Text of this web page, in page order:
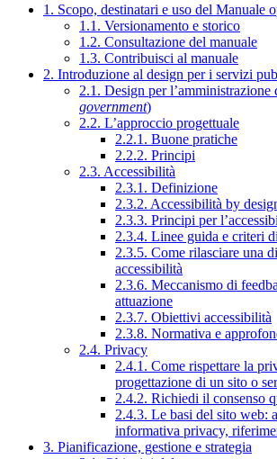
1. Scopo, destinatari e uso del Manuale
1.1. Versionamento e storico
1.2. Consultazione del manuale
1.3. Contribuisci al manuale
2. Introduzione al design per i servizi
2.1. Design per l’amministrazione
government)
2.2. L’approccio progettuale
2.2.1. Buone pratiche
2.2.2. Principi
2.3. Accessibilità
2.3.1. Definizione
2.3.2. Accessibilità by
2.3.3. Principi per
2.3.4. Linee guida e criteri
2.3.5. Come rilasciare una
accessibilità
2.3.6. Meccanismo di
attuazione
2.3.7. Obiettivi accessibilità
2.3.8. Normativa e
2.4. Privacy
2.4.1. Come rispettare la
progettazione di un sito o
2.4.2. Richiedi il consenso
2.4.3. Le basi del sito web:
informativa privacy,
3. Pianificazione, gestione e strategia